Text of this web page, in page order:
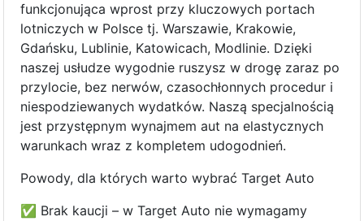
funkcjonująca wprost przy kluczowych portach
lotniczych w Polsce tj. Warszawie, Krakowie,
Gdańsku, Lublinie, Katowicach, Modlinie. Dzięki
naszej usłudze wygodnie ruszysz w drogę zaraz po
przylocie, bez nerwów, czasochłonnych procedur i
niespodziewanych wydatków. Naszą specjalnością
jest przystępnym wynajmem aut na elastycznych
warunkach wraz z kompletem udogodnień.
Powody, dla których warto wybrać Target Auto
✅ Brak kaucji – w Target Auto nie wymagamy